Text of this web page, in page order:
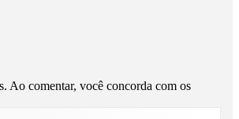
Ao comentar, você concorda com os